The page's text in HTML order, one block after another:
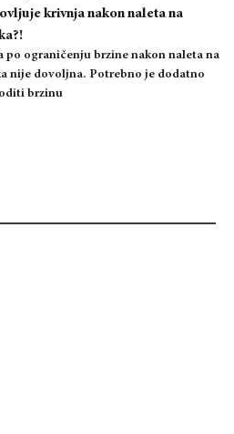
krivnja nakon naleta na
po ograničenju brzine nakon naleta na
nije dovoljna. Potrebno je dodatno
brzinu